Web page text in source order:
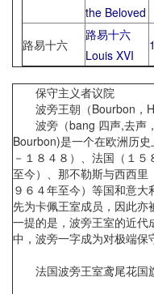
the Beloved
路易十六
路易十六
Louis XVI
保守主义者议院
波旁王朝（Bourbon，
波旁（bang 四声,去声，
Bourbon)是一个在欧洲历
－１８４８）、法国（１
至今）、那不勒斯与西西里
９６４年至今）等国和意
先为卡佩王室成员，因此
一提的是，波旁王室的近
中，波旁一字成为对极端保
法国波旁王室鸢尾花国